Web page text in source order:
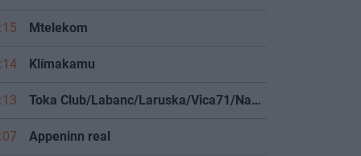
Mtelekom
Klímakamu
Toka Club/Labanc/Laruska/Vica71/Nacky/Bpali/Oldrider/Josefernando/Mcbull/Kawaszabi
Appeninn real